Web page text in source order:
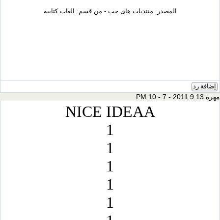
منتديات هاى حب- من قسم: العاب كتابيه
NICE IDEAA